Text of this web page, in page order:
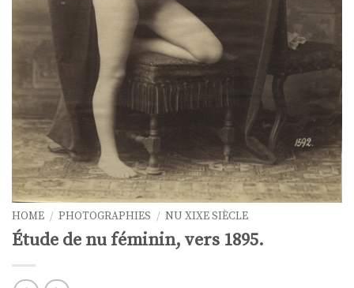
HOME / PHOTOGRAPHIES / NU XIXE SIÈCLE
Étude de nu féminin, vers 1895.